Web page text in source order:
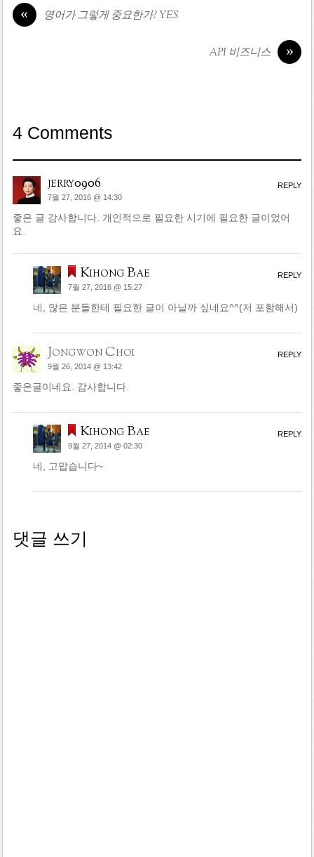
« 영어가 그렇게 중요한가? YES
»
API 비즈니스
4 Comments
jerry0906
7월 27, 2016 @ 14:30
좋은 글 감사합니다. 개인적으로 필요한 시기에 필요한 글이었어
요.
REPLY
Kihong Bae
7월 27, 2016 @ 15:27
네, 많은 분들한테 필요한 글이 아닐까 싶네요^^(저 포함해서)
REPLY
Jongwon Choi
9월 26, 2014 @ 13:42
좋은글이네요. 감사합니다.
REPLY
Kihong Bae
9월 27, 2014 @ 02:30
네, 고맙습니다~
REPLY
댓글 쓰기